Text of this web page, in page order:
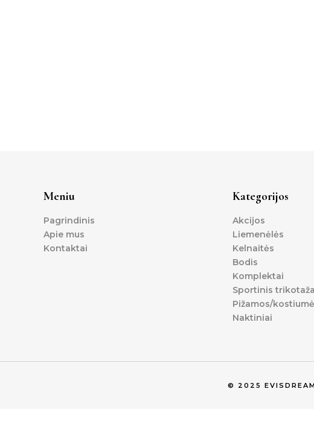
Meniu
Pagrindinis
Apie mus
Kontaktai
Kategorijos
Akcijos
Liemenėlės
Kelnaitės
Bodis
Komplektai
Sportinis
Pižamos/
Naktiniai
© 2025